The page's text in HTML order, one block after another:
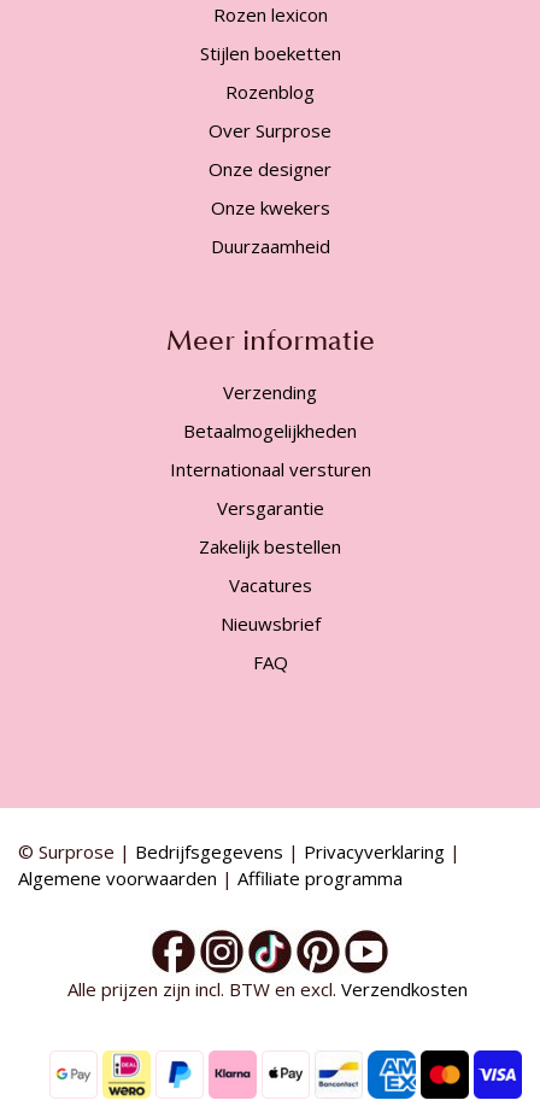
Rozen lexicon
Stijlen boeketten
Rozenblog
Over Surprose
Onze designer
Onze kwekers
Duurzaamheid
Meer informatie
Verzending
Betaalmogelijkheden
Internationaal versturen
Versgarantie
Zakelijk bestellen
Vacatures
Nieuwsbrief
FAQ
© Surprose | Bedrijfsgegevens | Privacyverklaring |
Algemene voorwaarden | Affiliate programma
Alle prijzen zijn incl. BTW en excl. Verzendkosten